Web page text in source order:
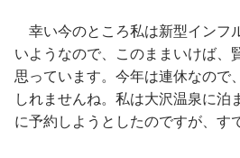
幸い今のところ私は新型インフ
いようなので、このままいけば、
思っています。今年は連休なので
しれませんね。私は大沢温泉に泊
に予約しようとしたのですが、す